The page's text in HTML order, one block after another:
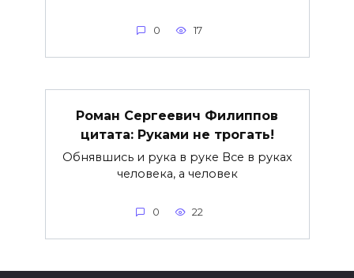
0 17
Роман Сергеевич Филиппов
цитата: Руками не трогать!
Обнявшись и рука в руке Все в руках
человека, а человек
0 22